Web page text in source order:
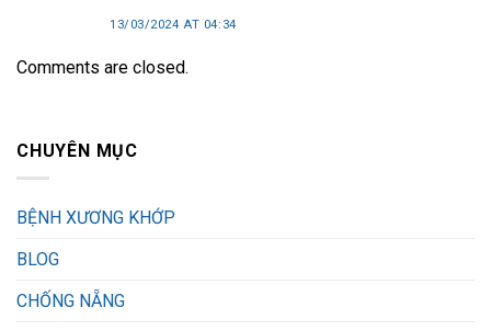
13/03/2024 AT 04:34
Comments are closed.
CHUYÊN MỤC
BỆNH XƯƠNG KHỚP
BLOG
CHỐNG NẴNG